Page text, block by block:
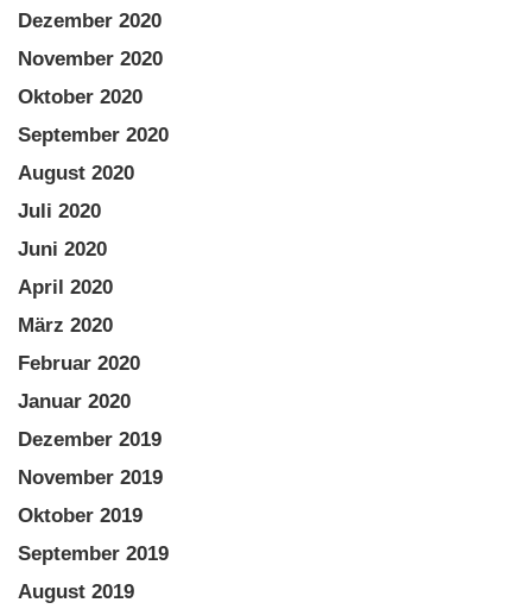
Dezember 2020
November 2020
Oktober 2020
September 2020
August 2020
Juli 2020
Juni 2020
April 2020
März 2020
Februar 2020
Januar 2020
Dezember 2019
November 2019
Oktober 2019
September 2019
August 2019